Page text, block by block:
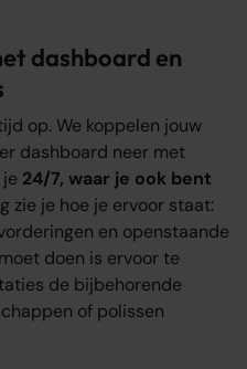
dashboard en
op. We koppelen jouw
dashboard neer met
24/7, waar je ook bent
zie je hoe je ervoor staat:
en openstaande
doen is ervoor te
de bijbehorende
of polissen